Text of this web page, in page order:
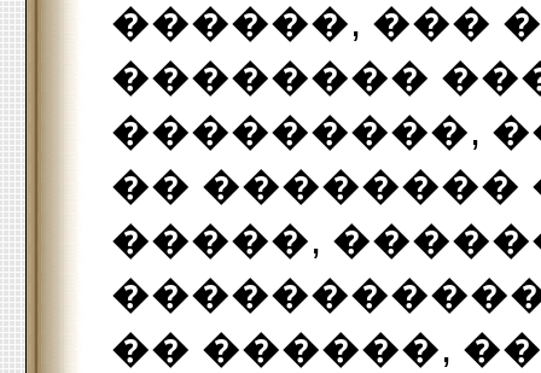
������, ���
��������
���������,
�� ��������
�����,
�� ������,